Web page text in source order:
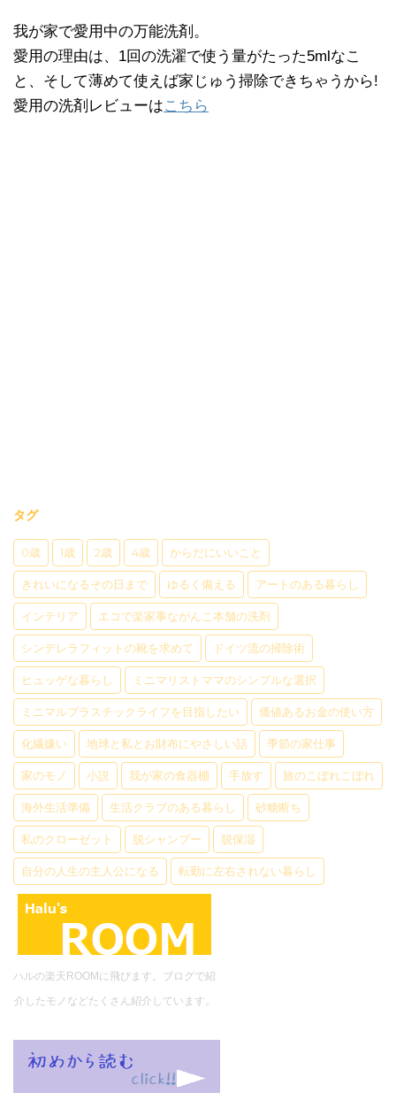
我が家で愛用中の万能洗剤。
愛用の理由は、1回の洗濯で使う量がたった5mlなこ
と、そして薄めて使えば家じゅう掃除できちゃうから!
愛用の洗剤レビューはこちら
タグ
0歳 1歳 2歳 4歳 からだにいいこと
きれいになるその日まで ゆるく備える アートのある暮らし
インテリア エコで楽家事ながんこ本舗の洗剤
シンデレラフィットの靴を求めて ドイツ流の掃除術
ヒュッゲな暮らし ミニマリストママのシンプルな選択
ミニマルプラスチックライフを目指したい 価値あるお金の使い方
化繊嫌い 地球と私とお財布にやさしい話 季節の家仕事
家のモノ 小説 我が家の食器棚 手放す 旅のこぼれこぼれ
海外生活準備 生活クラブのある暮らし 砂糖断ち
私のクローゼット 脱シャンプー 脱保湿
自分の人生の主人公になる 転勤に左右されない暮らし
ハルの楽天ROOMに飛びます。ブログで紹
介したモノなどたくさん紹介しています。